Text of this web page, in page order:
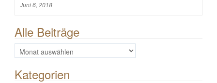
Juni 6, 2018
Alle Beiträge
Alle
Beiträge
Kategorien